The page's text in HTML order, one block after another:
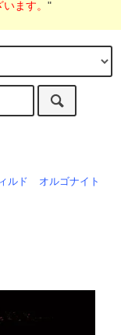
います。"
ルド オルゴナイト